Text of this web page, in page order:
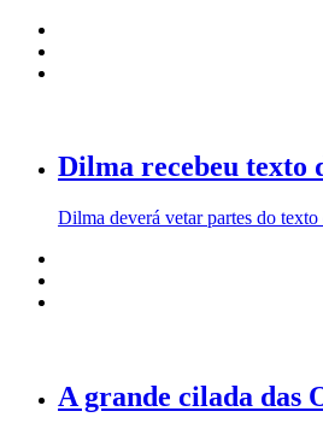
Dilma recebeu texto
Dilma deverá vetar partes do
A grande cilada das